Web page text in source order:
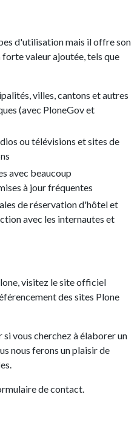
d'utilisation mais il offre son
valeur ajoutée, tels que
villes, cantons et autres
(avec PloneGov et
ou télévisions et sites de
avec beaucoup
à jour fréquentes
de réservation d'hôtel et
avec les internautes et
visitez le site officiel
des sites Plone
vous cherchez à élaborer un
nous ferons un plaisir de
de contact.